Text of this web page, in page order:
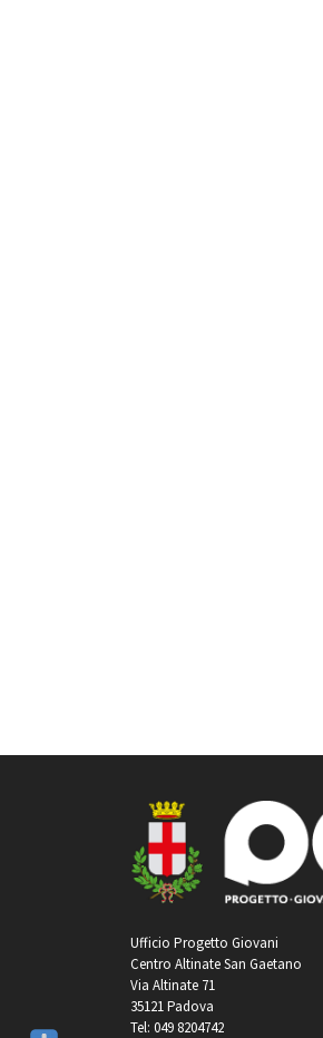
Ufficio Progetto Giovani
Centro Altinate San Gaetano
Via Altinate 71
35121 Padova
Tel: 049 8204742